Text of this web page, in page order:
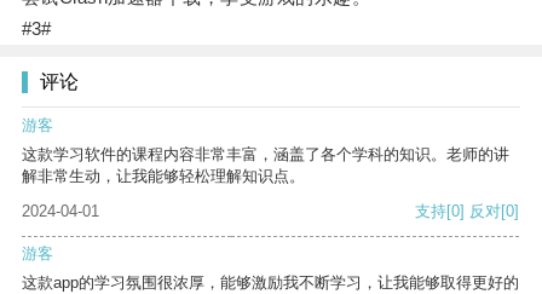
#3#
评论
游客
这款学习软件的课程内容非常丰富，涵盖了各个学科的知识。老师的讲
解非常生动，让我能够轻松理解知识点。
2024-04-01
支持[0] 反对[0]
游客
这款app的学习氛围很浓厚，能够激励我不断学习，让我能够取得更好的